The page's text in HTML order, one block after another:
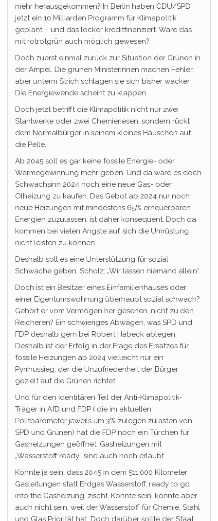
mehr herausgekommen? In Berlin haben CDU/SPD
jetzt ein 10 Milliarden Programm für Klimapolitik
geplant – und das locker kreditfinanziert. Wäre das
mit rotrotgrün auch möglich gewesen?
Doch zuerst einmal zurück zur Situation der Grünen in
der Ampel. Die grünen Ministerinnen machen Fehler,
aber unterm Strich schlagen sie sich bisher wacker.
Die Energiewende scheint zu klappen.
Doch jetzt betrifft die Klimapolitik nicht nur zwei
Stahlwerke oder zwei Chemieriesen, sondern rückt
dem Normalbürger in seinem kleines Häuschen auf
die Pelle.
Ab 2045 soll es gar keine fossile Energie- oder
Wärmegewinnung mehr geben. Und da wäre es doch
Schwachsinn 2024 noch eine neue Gas- oder
Ölheizung zu kaufen. Das Gebot ab 2024 nur noch
neue Heizungen mit mindestens 65% erneuerbaren
Energien zuzulassen, ist daher konsequent. Doch da
kommen bei vielen Ängste auf, sich die Umrüstung
nicht leisten zu können.
Deshalb soll es eine Unterstützung für sozial
Schwache geben. Scholz: „Wir lassen niemand allein“.
Doch ist ein Besitzer eines Einfamilienhauses oder
einer Eigentumswohnung überhaupt sozial schwach?
Gehört er vom Vermögen her gesehen, nicht zu den
Reicheren? Ein schwieriges Abwägen, was SPD und
FDP deshalb gern bei Robert Habeck ablegen.
Deshalb ist der Erfolg in der Frage des Ersatzes für
fossile Heizungen ab 2024 vielleicht nur ein
Pyrrhussieg, der die Unzufriedenheit der Bürger
gezielt auf die Grünen richtet.
Und für den identitären Teil der Anti-Klimapolitik-
Träger in AfD und FDP ( die im aktuellen
Politbarometer jeweils um 3% zulegen zulasten von
SPD und Grünen) hat die FDP noch ein Türchen für
Gasheizungen geöffnet: Gasheizungen mit
„Wasserstoff ready“ sind auch noch erlaubt.
Könnte ja sein, dass 2045 in dem 511.000 Kilometer
Gasleitungen statt Erdgas Wasserstoff, ready to go
into the Gasheizung, zischt. Könnte sein, könnte aber
auch nicht sein, weil der Wasserstoff für Chemie, Stahl
und Glas Priorität hat. Doch darüber sollte der Staat